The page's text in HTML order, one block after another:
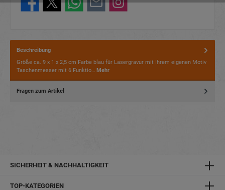
Beschreibung
Größe ca. 9 x 1 x 2,5 cm Farbe blau für Lasergravur mit Ihrem eigenen Motiv
Taschenmesser mit 6 Funktio… Mehr
Fragen zum Artikel
SICHERHEIT & NACHHALTIGKEIT
TOP-KATEGORIEN